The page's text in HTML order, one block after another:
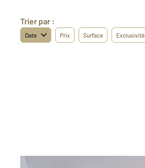
Trier par :
Date Prix Surface Exclusivité